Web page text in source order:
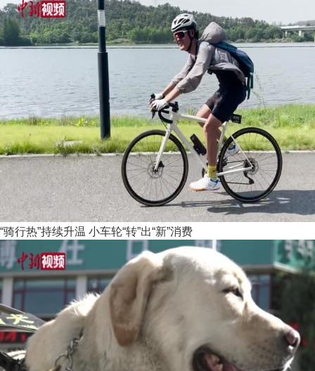
“骑行热”持续升温 小车轮“转”出“新”消费